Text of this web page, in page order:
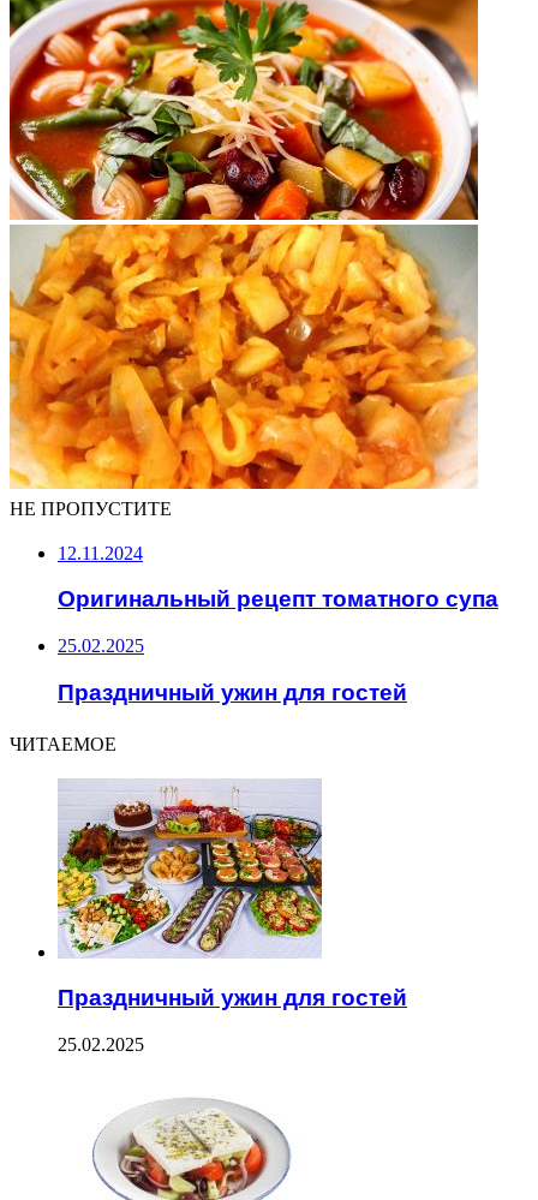
НЕ ПРОПУСТИТЕ
12.11.2024
Оригинальный рецепт томатного супа
25.02.2025
Праздничный ужин для гостей
ЧИТАЕМОЕ
Праздничный ужин для гостей
25.02.2025